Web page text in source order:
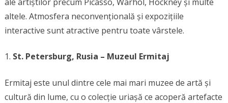
altele. Atmosfera neconvențională și expozițiile
interactive sunt atractive pentru toate vârstele.
St. Petersburg, Rusia – Muzeul Ermitaj
Ermitaj este unul dintre cele mai mari muzee de artă și
cultură din lume, cu o colecție uriașă ce acoperă artefacte